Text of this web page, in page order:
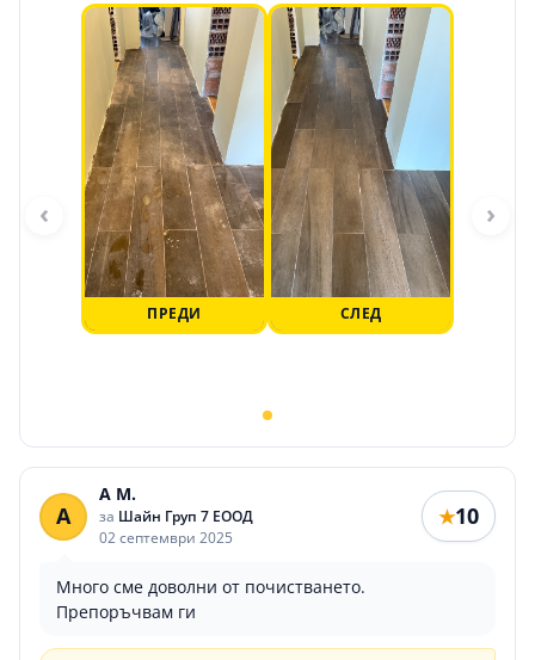
ПРЕДИ СЛЕД
‹ ›
A
A M.
за Шайн Груп 7 ЕООД
02 септември 2025
★10
Много сме доволни от почистването.
Препоръчвам ги